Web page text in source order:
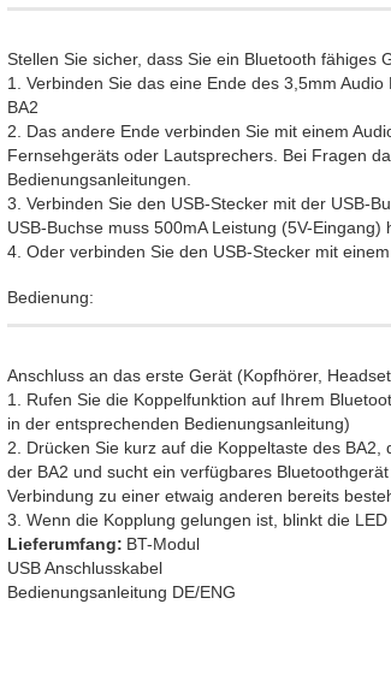
Stellen Sie sicher, dass Sie ein Bluetooth fähiges
1. Verbinden Sie das eine Ende des 3,5mm
BA2
2. Das andere Ende verbinden Sie mit einem
Fernsehgeräts oder Lautsprechers. Bei Fragen
Bedienungsanleitungen.
3. Verbinden Sie den USB-Stecker mit der USB-
USB-Buchse muss 500mA Leistung (5V-Eingang)
4. Oder verbinden Sie den USB-Stecker mit
Bedienung:
Anschluss an das erste Gerät (Kopfhörer,
1. Rufen Sie die Koppelfunktion auf Ihrem
in der entsprechenden Bedienungsanleitung)
2. Drücken Sie kurz auf die Koppeltaste des
der BA2 und sucht ein verfügbares
Verbindung zu einer etwaig anderen bereits
3. Wenn die Kopplung gelungen ist, blinkt die
Lieferumfang: BT-Modul
USB Anschlusskabel
Bedienungsanleitung DE/ENG